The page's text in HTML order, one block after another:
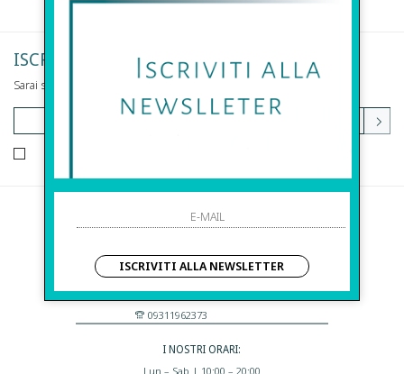
ISCRIVITI ALLA NEWSLETTER
Sarai sempre aggiornato su offerte e promozioni.
Before S.r.l.s.
Via Della Maestranza , 23
96100 Siracusa - Italia
Eshop@apiedinudinelparcoboutique.com
09311962373
I NOSTRI ORARI:
Lun – Sab | 10:00 – 20:00
ISCRIVITI ALLA NEWSLETTER